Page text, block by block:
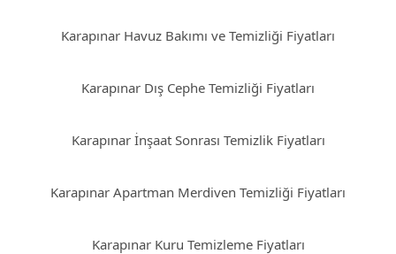
Karapınar Havuz Bakımı ve Temizliği Fiyatları
Karapınar Dış Cephe Temizliği Fiyatları
Karapınar İnşaat Sonrası Temizlik Fiyatları
Karapınar Apartman Merdiven Temizliği Fiyatları
Karapınar Kuru Temizleme Fiyatları